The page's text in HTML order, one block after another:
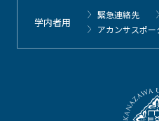
学内者用
緊急連絡先
アカンサスポー